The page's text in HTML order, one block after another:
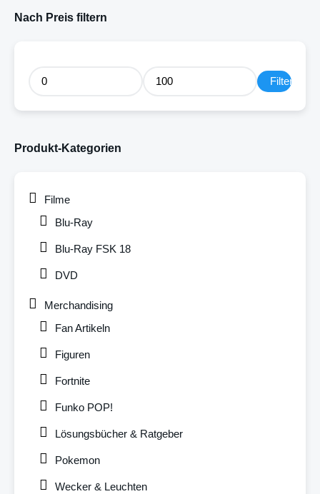
Nach Preis filtern
Filter
Produkt-Kategorien
Filme
Blu-Ray
Blu-Ray FSK 18
DVD
Merchandising
Fan Artikeln
Figuren
Fortnite
Funko POP!
Lösungsbücher & Ratgeber
Pokemon
Wecker & Leuchten